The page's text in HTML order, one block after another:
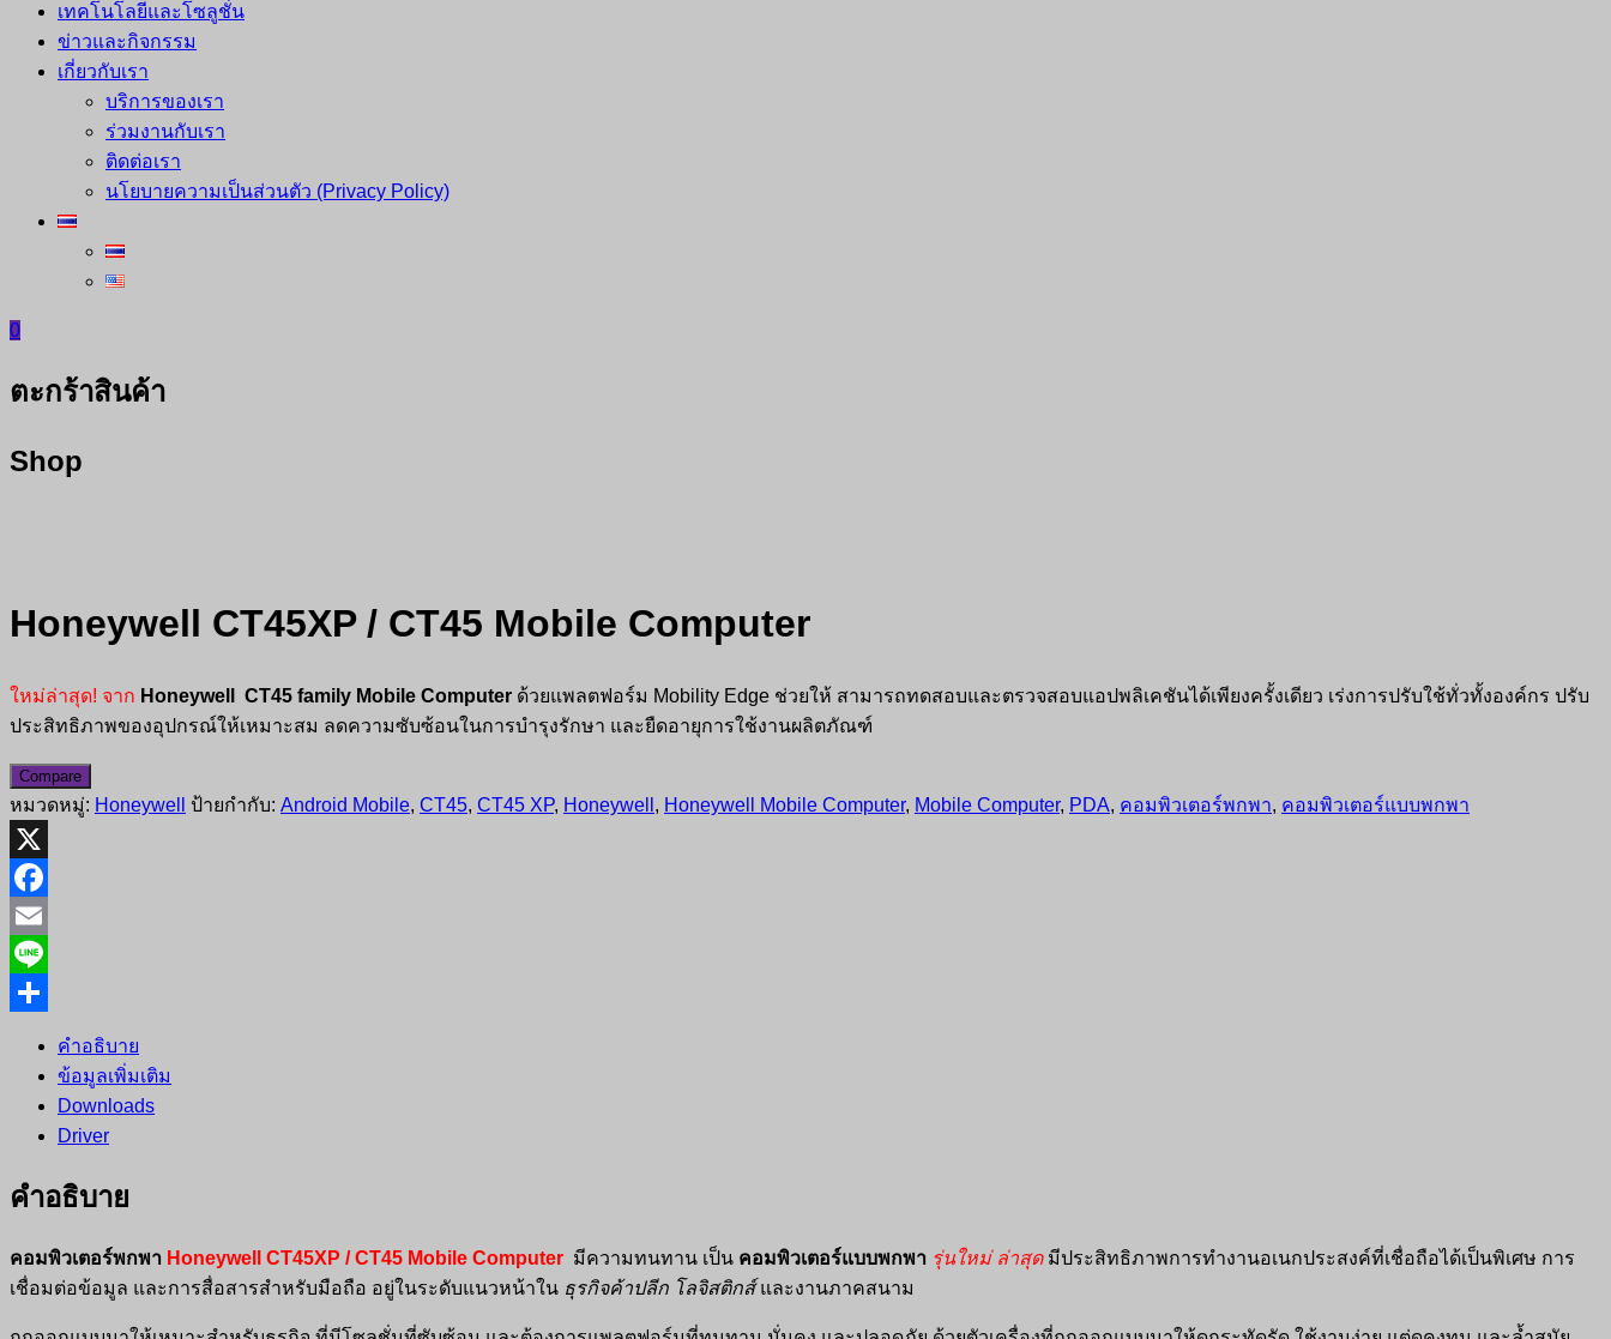
เทคโนโลยีและโซลูชั่น
ข่าวและกิจกรรม
เกี่ยวกับเรา
บริการของเรา
ร่วมงานกับเรา
ติดต่อเรา
นโยบายความเป็นส่วนตัว (Privacy Policy)
0
ตะกร้าสินค้า
Shop
Honeywell CT45XP / CT45 Mobile Computer
ใหม่ล่าสุด! จาก Honeywell CT45 family Mobile Computer ด้วยแพลตฟอร์ม Mobility Edge ช่วยให้ สามารถทดสอบและตรวจสอบแอปพลิเคชันได้เพียงครั้งเดียว เร่งการปรับใช้ทั่วทั้งองค์กร ปรับ
ประสิทธิภาพของอุปกรณ์ให้เหมาะสม ลดความซับซ้อนในการบำรุงรักษา และยืดอายุการใช้งานผลิตภัณฑ์
Compare
หมวดหมู่: Honeywell ป้ายกำกับ: Android Mobile, CT45, CT45 XP, Honeywell , Honeywell Mobile Computer, Mobile Computer, PDA, คอมพิวเตอร์พกพา, คอมพิวเตอร์แบบพกพา
X
Facebook
Email
Line
คำอธิบาย
ข้อมูลเพิ่มเติม
Downloads
Driver
คำอธิบาย
คอมพิวเตอร์พกพา Honeywell CT45XP / CT45 Mobile Computer มีความทนทาน เป็น คอมพิวเตอร์แบบพกพา รุ่นใหม่ ล่าสุด มีประสิทธิภาพการทำงานอเนกประสงค์ที่เชื่อถือได้เป็นพิเศษ การ
เชื่อมต่อข้อมูล และการสื่อสารสำหรับมือถือ อยู่ในระดับแนวหน้าใน ธุรกิจค้าปลีก โลจิสติกส์และงานภาคสนาม